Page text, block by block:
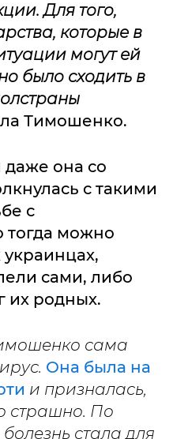
Для того,
которые в
могут ей
было сходить в
Тимошенко.
даже она со
с такими
с
тогда можно
украинцах,
сами, либо
их родных.
сама
Она была на
и призналась,
страшно. По
стала для